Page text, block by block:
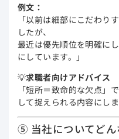
例文：
「以前は細部にこだわり
したが、
最近は優先順位を明確に
にしています。」
💡求職者向けアドバイス
「短所＝致命的な欠点」で
して捉えられる内容にしま
⑤ 当社についてどん